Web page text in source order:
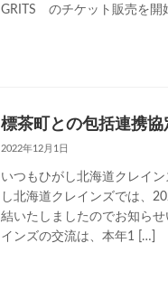
GRITS のチケット販売を開
標茶町との包括連携
2022年12月1日
いつもひがし北海道クレイ
し北海道クレインズでは、
結いたしましたのでお知ら
インズの交流は、本年1 […]